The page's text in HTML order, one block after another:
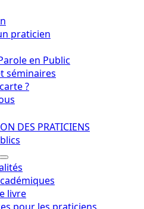
praticien
en Public
séminaires
?
DES PRATICIENS
livre